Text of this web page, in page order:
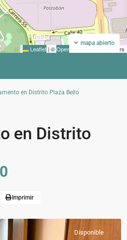
Leaflet|©OpenStreetMap contributors
mapa abierto
en Distrito Plaza Bello
en Distrito
Imprimir
Disponible